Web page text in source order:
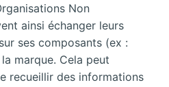
Non
ainsi échanger leurs
ses composants (ex :
marque. Cela peut
recueillir des informations